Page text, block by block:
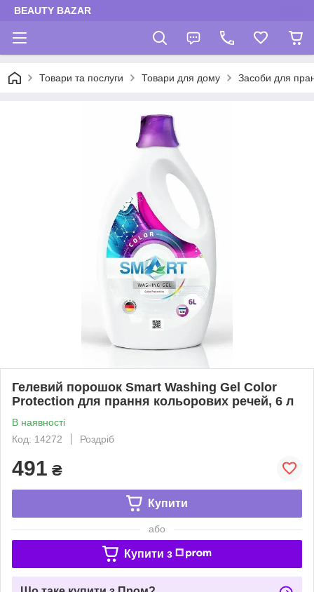
BEAUTY BAZAR
Товари та послуги Товари для дому Засоби для
Гелевий порошок Smart Washing Gel Color
Protection для прання кольорових речей, 6 л
В наявності
Код: 14272
Роздріб
491 ₴
Купити
або
Купити з